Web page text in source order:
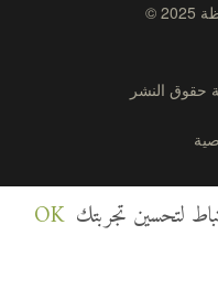
حقوق النشر
لتحسين تجربتك OK